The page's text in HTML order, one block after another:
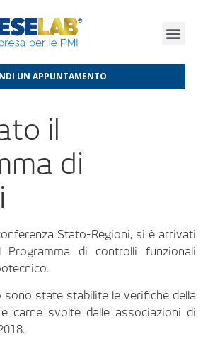
UN APPUNTAMENTO
il
di
Stato-Regioni, si è arrivati
Programma di controlli funzionali
sono state stabilite le verifiche della
carne svolte dalle associazioni di